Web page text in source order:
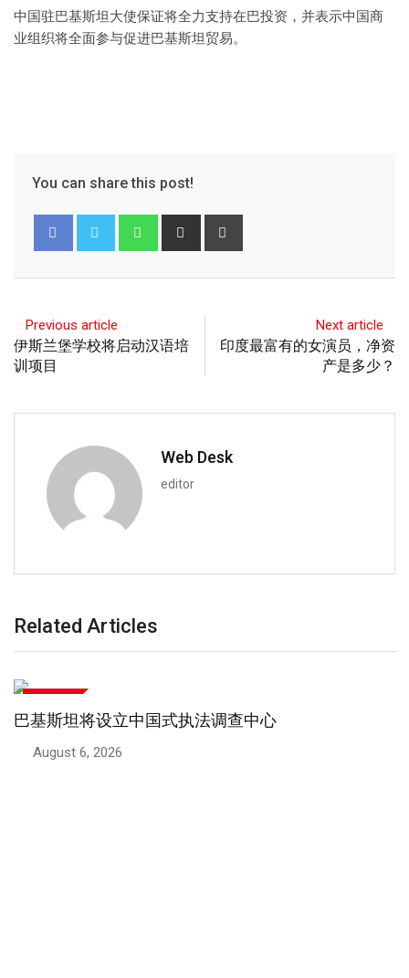
中国驻巴基斯坦大使保证将全力支持在巴投资，并表示中国商
业组织将全面参与促进巴基斯坦贸易。
You can share this post!
Previous article
伊斯兰堡学校将启动汉语培
训项目
Next article
印度最富有的女演员，净资
产是多少？
Web Desk
editor
Related Articles
巴基斯坦与中国关系：两国领导人重